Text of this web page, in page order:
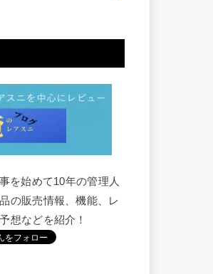
を始めて10年の管理人
の販売情報、機能、レ
想などを紹介！